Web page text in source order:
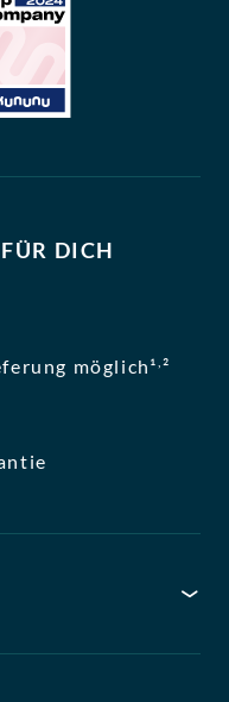
DICH
möglich¹,²